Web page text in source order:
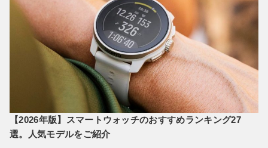
【2026年版】スマートウォッチのおすすめランキング27
選。人気モデルをご紹介